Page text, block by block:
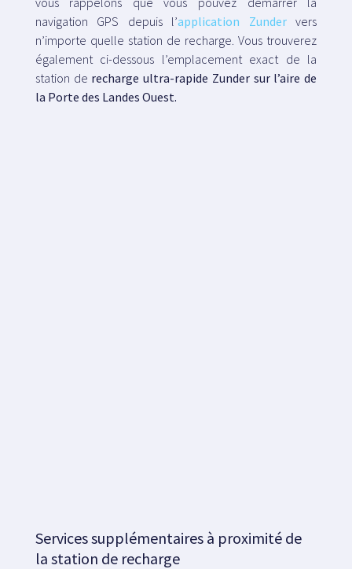
navigation GPS depuis l’application Zundervers
n’importe quelle station de recharge. Vous trouverez
également ci-dessous l’emplacement exact de la
station de recharge ultra-rapide Zunder sur l’aire de
la Porte des Landes Ouest.
Services supplémentaires à proximité de
la station de recharge